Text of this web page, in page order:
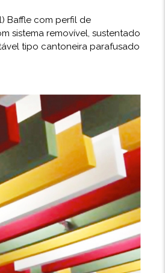
Baffle com perfil de
sistema removível, sustentado
tipo cantoneira parafusado